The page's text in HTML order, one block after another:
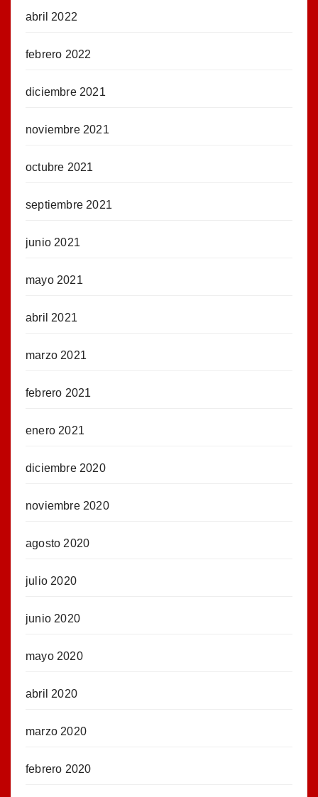
abril 2022
febrero 2022
diciembre 2021
noviembre 2021
octubre 2021
septiembre 2021
junio 2021
mayo 2021
abril 2021
marzo 2021
febrero 2021
enero 2021
diciembre 2020
noviembre 2020
agosto 2020
julio 2020
junio 2020
mayo 2020
abril 2020
marzo 2020
febrero 2020